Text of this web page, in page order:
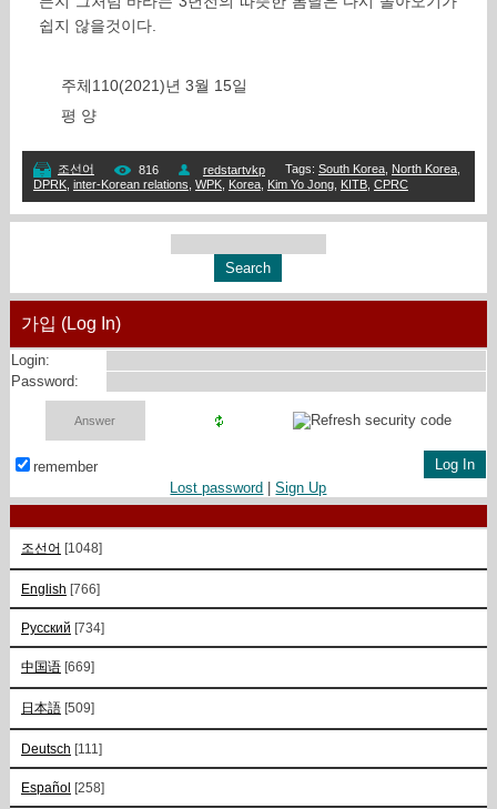
쉽지 않을것이다.
주체110(2021)년 3월 15일
평 양
조선어 816 redstartvkp Tags: South Korea, North Korea,
DPRK, inter-Korean relations WPK, Korea, Kim Yo Jong, KITB, CPRC
가입 (Log In)
Login:
Password:
remember
Lost password |Sign Up
조선어 [1048]
English [766]
Русский [734]
中国语 [669]
日本語 [509]
Deutsch [111]
Español [258]